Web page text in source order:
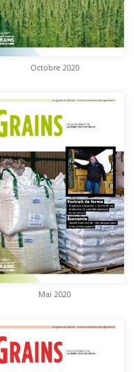
Octobre 2020
Mai 2020